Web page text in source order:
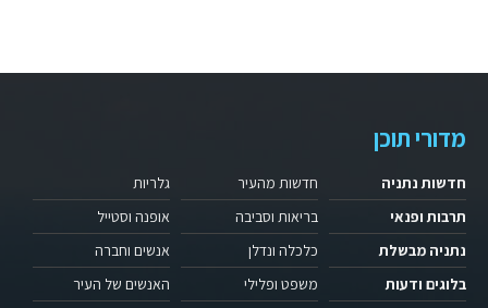
מדורי תוכן
חדשות נתניה
תרבות ופנאי
נתניה מבשלת
בלוגים ודעות
חדשות מהעיר
בריאות וסביבה
כלכלה ונדלן
משפט ופלילי
גלריות
אופנה וסטייל
אנשים וחברה
האנשים של העיר